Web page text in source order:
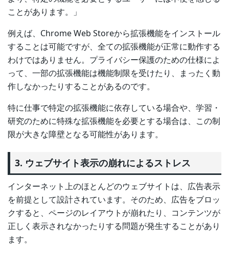
ことがあります。」
例えば、Chrome Web Storeから拡張機能をインストール
することは可能ですが、全ての拡張機能が正常に動作する
わけではありません。プライバシー保護のための仕様によ
って、一部の拡張機能は機能制限を受けたり、まったく動
作しなかったりすることがあるのです。
特に仕事で特定の拡張機能に依存している場合や、学習・
研究のために特殊な拡張機能を必要とする場合は、この制
限が大きな障壁となる可能性があります。
3. ウェブサイト表示の崩れによるストレス
インターネット上のほとんどのウェブサイトは、広告表示
を前提として設計されています。そのため、広告をブロッ
クすると、ページのレイアウトが崩れたり、コンテンツが
正しく表示されなかったりする問題が発生することがあり
ます。